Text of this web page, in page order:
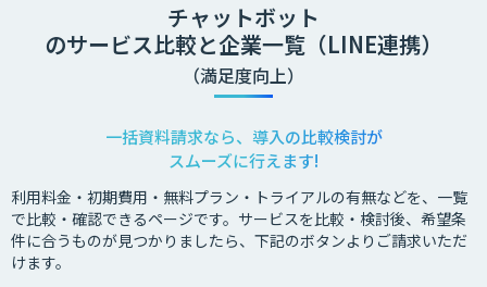
チャットボット
のサービス比較と企業一覧（LINE連携）
（満足度向上）
一括資料請求なら、導入の比較検討が
スムーズに行えます!
利用料金・初期費用・無料プラン・トライアルの有無などを、一覧
で比較・確認できるページです。サービスを比較・検討後、希望条
件に合うものが見つかりましたら、下記のボタンよりご請求いただ
けます。